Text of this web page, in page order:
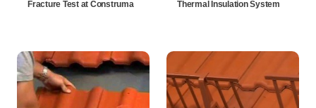
Fracture Test at Construma
Thermal Insulation System